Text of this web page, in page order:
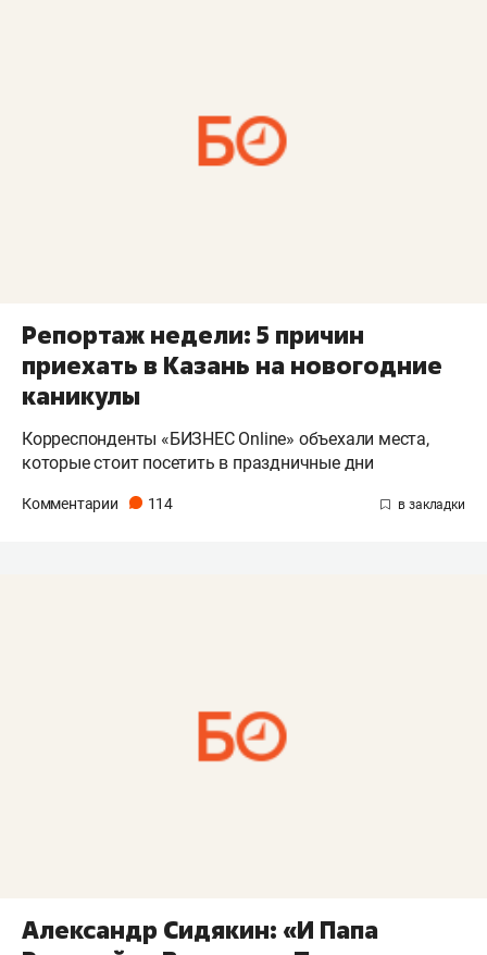
Репортаж недели: 5 причин
приехать в Казань на новогодние
каникулы
Корреспонденты «БИЗНЕС Online» объехали места,
которые стоит посетить в праздничные дни
Комментарии 114
Александр Сидякин: «И Папа